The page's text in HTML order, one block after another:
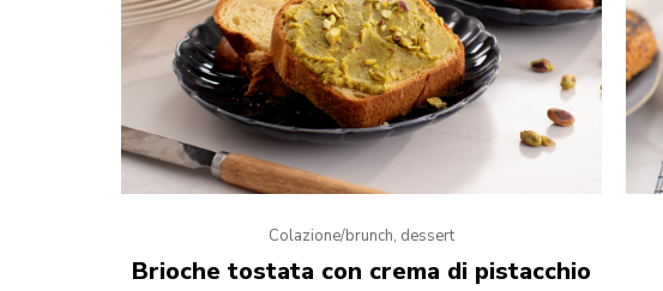
Colazione/brunch, dessert
Brioche tostata con crema di pistacchio